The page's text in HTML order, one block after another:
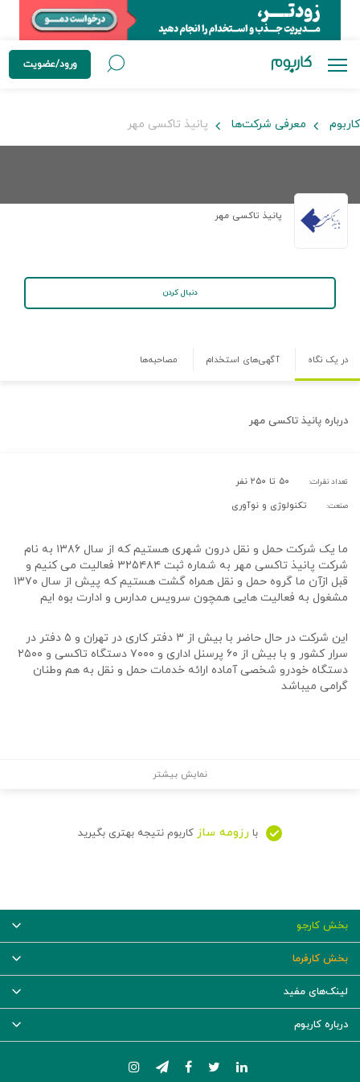
ورود/عضویت
کاربوم معرفی شرکت‌ها پانیذ تاکسی مهر
پانیذ تاکسی مهر
دنبال کردن
در یک نگاه آگهی‌های استخدام مصاحبه‌ها
درباره پانیذ تاکسی مهر
تعداد نفرات: ۵۰ تا ۲۵۰ نفر
صنعت: تکنولوژی و نوآوری
ما یک شرکت حمل و نقل درون شهری هستیم که از سال ۱۳۸۶ به نام
شرکت پانیذ تاکسی مهر به شماره ثبت ۳۲۵۴۸۴ فعالیت می کنیم و
قبل ازآن ما گروه حمل و نقل همراه گشت هستیم که پیش از سال ۱۳۷۰
مشغول به فعالیت هایی همچون سرویس مدارس و ادارت بوه ایم
این شرکت در حال حاضر با بیش از ۳ دفتر کاری در تهران و ۵ دفتر در
سرار کشور و با بیش از ۶۰ پرسنل اداری و ۷۰۰۰ دستگاه تاکسی و ۲۵۰۰
دستگاه خودرو شخصی آماده ارائه خدمات حمل و نقل به هم وطنان
گرامی میباشد
نمایش بیشتر
با رزومه ساز کاربوم نتیجه بهتری بگیرید
بخش کارجو
بخش کارفرما
لینک‌های مفید
درباره کاربوم